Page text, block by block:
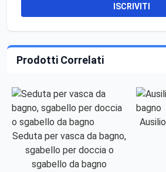
ISCRIVITI
Prodotti Correlati
Seduta per vasca da bagno,
sgabello per doccia o
sgabello da bagno